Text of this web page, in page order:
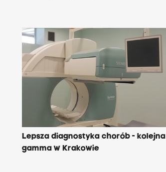
Lepsza diagnostyka chorób - kolejna
gamma w Krakowie